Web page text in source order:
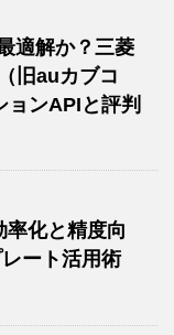
適解か？三菱
旧auカブコ
ンAPIと評判
率化と精度向
ート活用術